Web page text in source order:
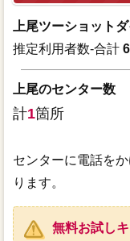
都道府県別キャン
ツーショットダイ
アプリでツーショ
上尾ツーショット
推定利用者数-合計
上尾のセンター数
計1箇所
センターに電話を
ります。
無料お試し